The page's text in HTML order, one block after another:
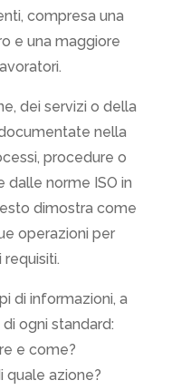
compresa una
e una maggiore
dei servizi o della
nella
procedure o
dalle norme ISO in
dimostra come
operazioni per
di informazioni, a
ogni standard:
e come?
quale azione?